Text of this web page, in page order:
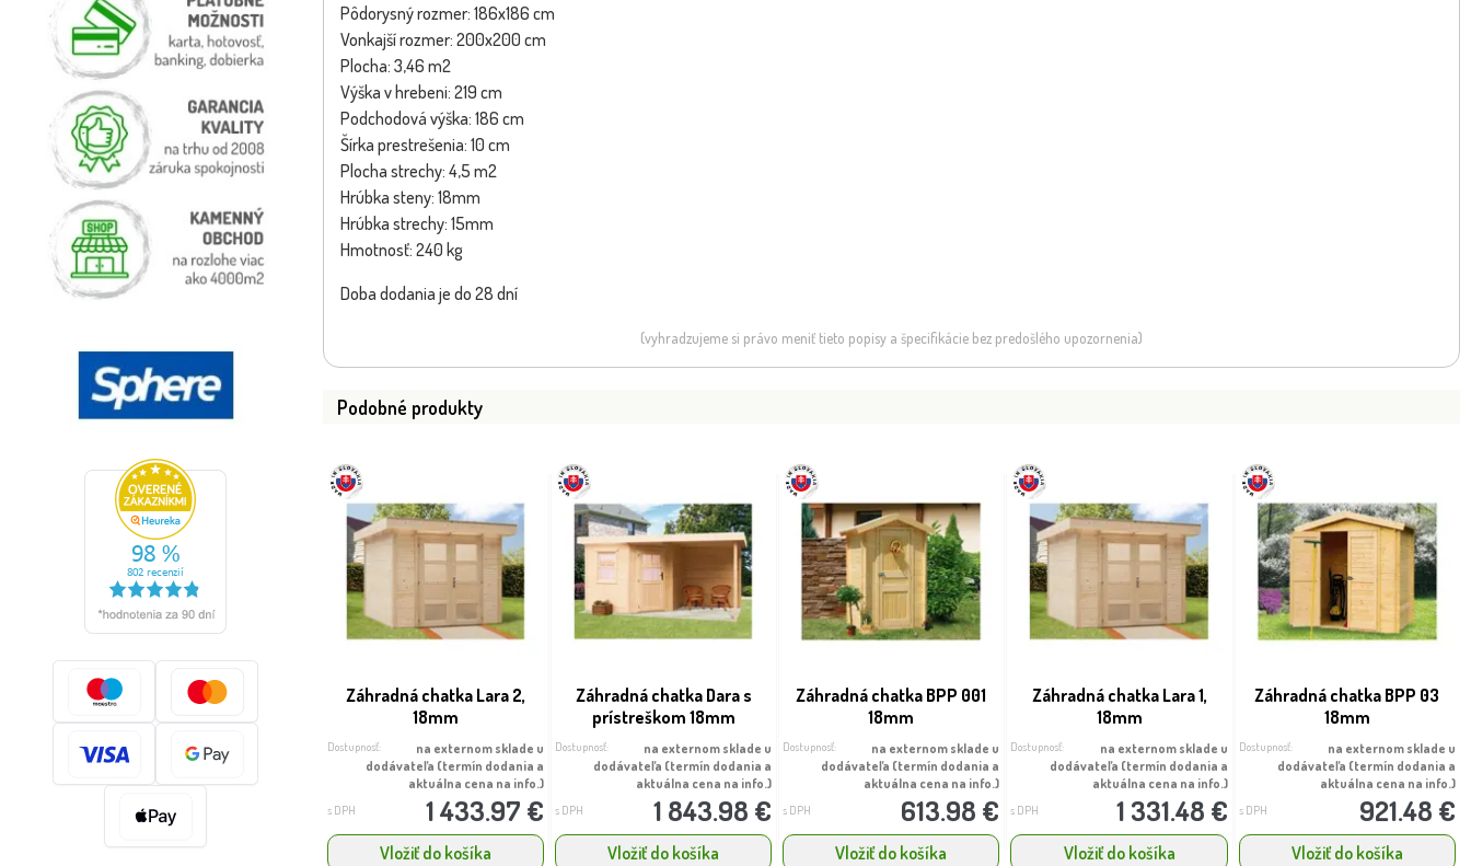
Pôdorysný rozmer: 186x186 cm
Vonkajší rozmer: 200x200 cm
Plocha: 3,46 m2
Výška v hrebeni: 219 cm
Podchodová výška: 186 cm
Šírka prestrešenia: 10 cm
Plocha strechy: 4,5 m2
Hrúbka steny: 18mm
Hrúbka strechy: 15mm
Hmotnosť: 240 kg
Doba dodania je do 28 dní
(vyhradzujeme si právo meniť tieto popisy a špecifikácie bez predošlého upozornenia)
Podobné produkty
Záhradná chatka Lara 2,
18mm
Dostupnosť:
na externom sklade u
dodávateľa (termín dodania a
aktuálna cena na info.)
s DPH 1 433.97 €
Vložiť do košíka
Záhradná chatka Dara s
prístreškom 18mm
Dostupnosť:
na externom sklade u
dodávateľa (termín dodania a
aktuálna cena na info.)
s DPH 1 843.98 €
Vložiť do košíka
Záhradná chatka BPP 001
18mm
Dostupnosť:
na externom sklade u
dodávateľa (termín dodania a
aktuálna cena na info.)
s DPH 613.98 €
Vložiť do košíka
Záhradná chatka Lara 1,
18mm
Dostupnosť:
na externom sklade u
dodávateľa (termín dodania a
aktuálna cena na info.)
s DPH 1 331.48 €
Vložiť do košíka
Záhradná chatka BPP 03
18mm
Dostupnosť:
na externom sklade u
dodávateľa (termín dodania a
aktuálna cena na info.)
s DPH 921.48 €
Vložiť do košíka